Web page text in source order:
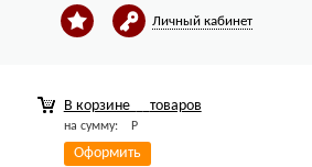
Личный кабинет
В корзине товаров
на сумму: Р
Оформить